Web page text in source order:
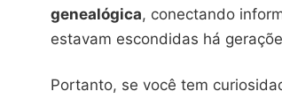
genealógica, conectando
estavam escondidas há
Portanto, se você tem